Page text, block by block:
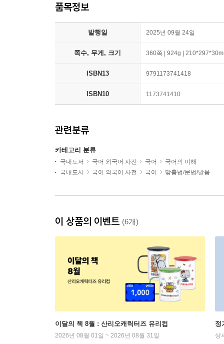
품목정보
발행일 2025년 09월 24일
쪽수, 무게, 크기 360쪽 | 924g |
ISBN13 9791173741418
ISBN10 1173741410
관련분류
카테고리 분류
국내도서 국어 외국어 사전 국어
국어의 이해
국내도서
국어 외국어 사전 국어 맞춤법/문법/발음
이 상품의 이벤트 (6개)
이달의 책 8월 : 산리오캐릭터즈 유리컵
2026년 08월 01일 ~ 2026년 08월 31일
정
상